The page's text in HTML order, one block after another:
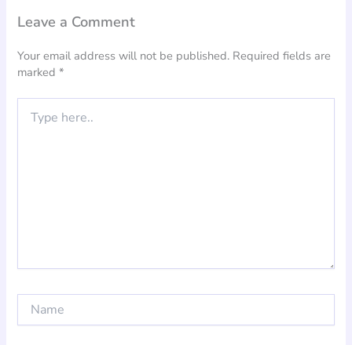
Leave a Comment
Your email address will not be published. Required fields are
marked*
here..